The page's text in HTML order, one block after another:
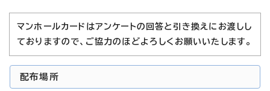
マンホールカードはアンケートの回答と引き換えにお渡しし
ておりますので、ご協力のほどよろしくお願いいたします。
配布場所